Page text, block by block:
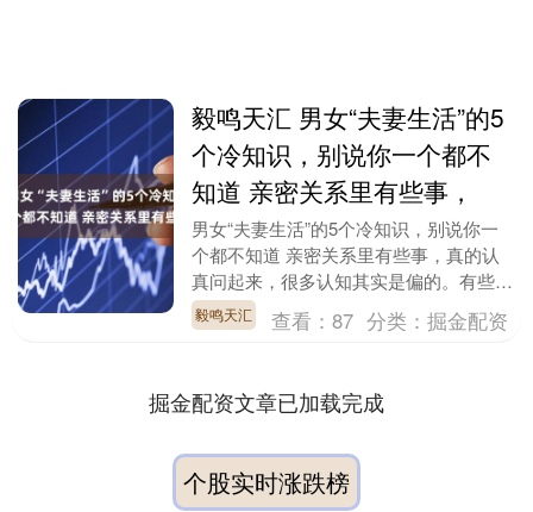
毅鸣天汇 男女“夫妻生活”的5
个冷知识，别说你一个都不
知道 亲密关系里有些事，
男女“夫妻生活”的5个冷知识，别说你一
个都不知道 亲密关系里有些事，真的认
真问起来，很多认知其实是偏的。有些流
传得很广的说法根本没有医学依据，有些
看起来无害的小....
毅鸣天汇 查看：87 分类：掘金配资
掘金配资文章已加载完成
个股实时涨跌榜